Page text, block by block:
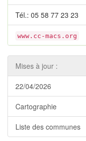
Tél.: 05 58 77 23 23
www.cc-macs.org
Mises à jour :
22/04/2026
Cartographie
Liste des communes